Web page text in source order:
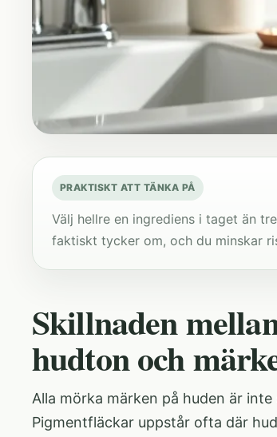
PRAKTISKT ATT TÄNKA PÅ
Välj hellre en ingrediens i taget än
faktiskt tycker om, och du minskar
Skillnaden
hudton och
Alla mörka märken på huden är
Pigmentfläckar uppstår ofta där